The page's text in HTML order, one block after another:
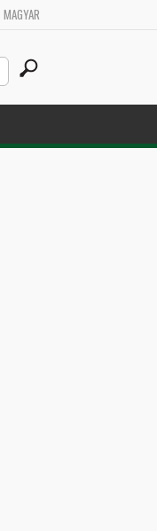
MAGYAR
Search
this
site